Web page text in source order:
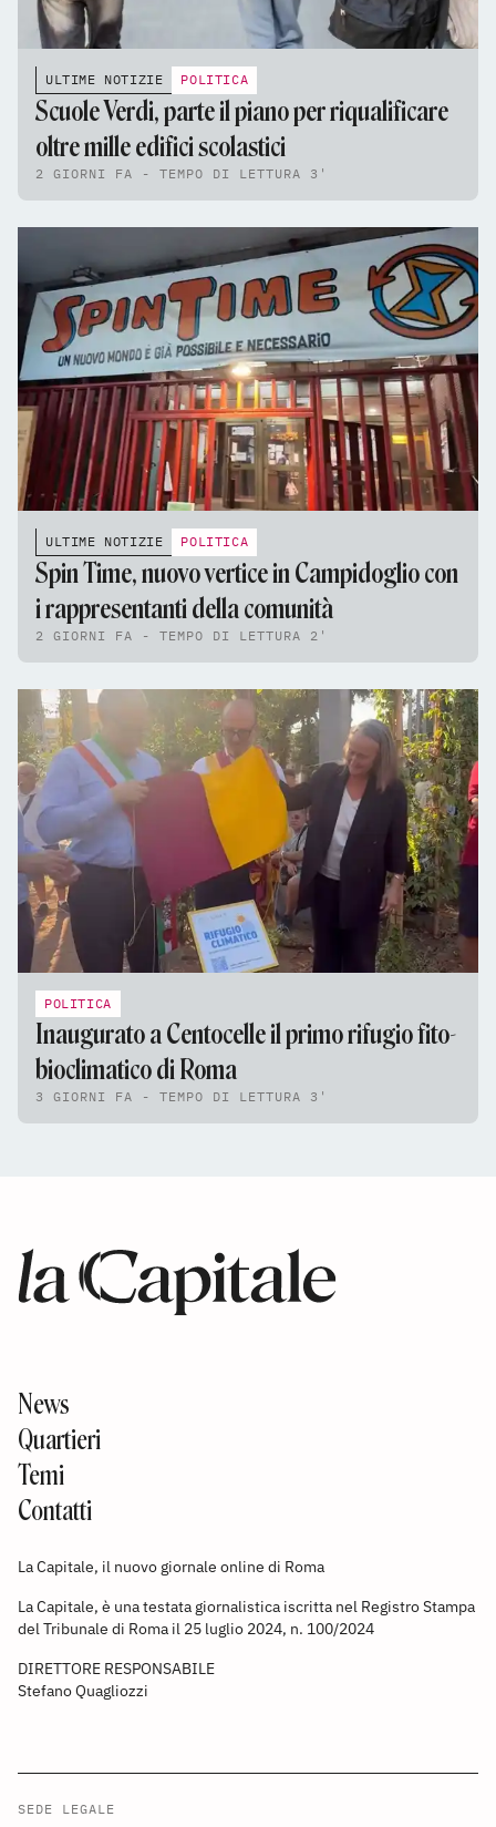
ULTIME NOTIZIE POLITICA
Scuole Verdi, parte il piano per riqualificare
oltre mille edifici scolastici
2 GIORNI FA - TEMPO DI LETTURA 3'
ULTIME NOTIZIE POLITICA
Spin Time, nuovo vertice in Campidoglio con
i rappresentanti della comunità
2 GIORNI FA - TEMPO DI LETTURA 2'
POLITICA
Inaugurato a Centocelle il primo rifugio fito-
bioclimatico di Roma
3 GIORNI FA - TEMPO DI LETTURA 3'
News
Quartieri
Temi
Contatti
La Capitale, il nuovo giornale online di Roma
La Capitale, è una testata giornalistica iscritta nel Registro Stampa
del Tribunale di Roma il 25 luglio 2024, n. 100/2024
DIRETTORE RESPONSABILE
Stefano Quagliozzi
SEDE LEGALE